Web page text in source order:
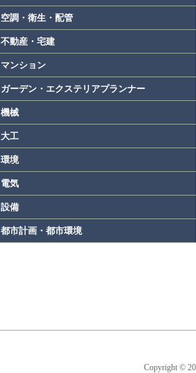
空調・衛生・配管
不動産・宅建
マンション
ガーデン・エクステリアプランナー
機械
大工
環境
電気
設備
都市計画・都市環境
Copyright ©